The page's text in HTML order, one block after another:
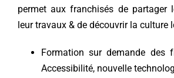
permet aux franchisés de partager
leur travaux & de découvrir la culture
Formation sur demande des
Accessibilité, nouvelle